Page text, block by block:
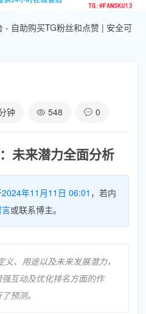
- 自助购买TG粉丝和点赞 | 安全可
钟 548 0
未来潜力全面分析
2024年11月11日 06:01 ，若内
言或联系博主。
、用途以及未来发展潜力，
互动及优化排名方面的作
预测。